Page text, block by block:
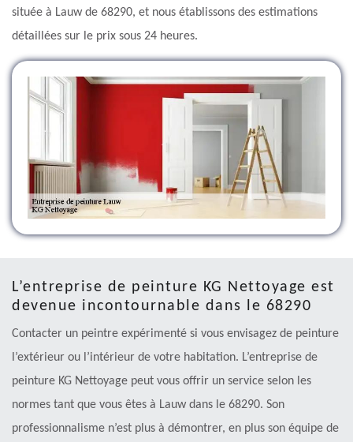
située à Lauw de 68290, et nous établissons des estimations
détaillées sur le prix sous 24 heures.
L’entreprise de peinture KG Nettoyage est
devenue incontournable dans le 68290
Contacter un peintre expérimenté si vous envisagez de peinture
l’extérieur ou l’intérieur de votre habitation. L’entreprise de
peinture KG Nettoyage peut vous offrir un service selon les
normes tant que vous êtes à Lauw dans le 68290. Son
professionnalisme n’est plus à démontrer, en plus son équipe de